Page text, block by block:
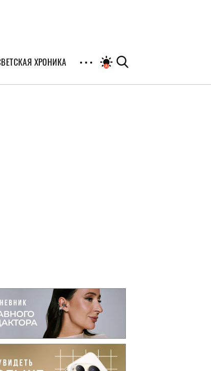
ХРОНИКА